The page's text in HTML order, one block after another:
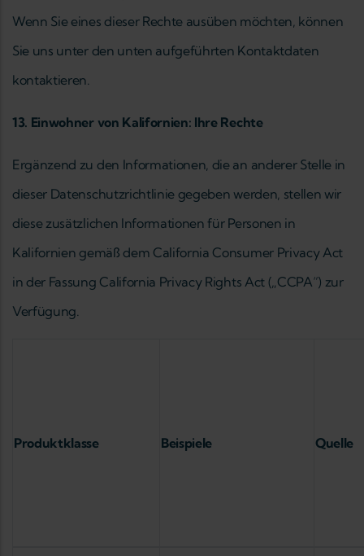
Wenn Sie eines dieser Rechte ausüben möchten, können
Sie uns unter den unten aufgeführten Kontaktdaten
kontaktieren.
13. Einwohner von Kalifornien: Ihre Rechte
Ergänzend zu den Informationen, die an anderer Stelle in
dieser Datenschutzrichtlinie gegeben werden, stellen wir
diese zusätzlichen Informationen für Personen in
Kalifornien gemäß dem California Consumer Privacy Act
in der Fassung California Privacy Rights Act („CCPA“) zur
Verfügung.
Produktklasse Beispiele Quelle